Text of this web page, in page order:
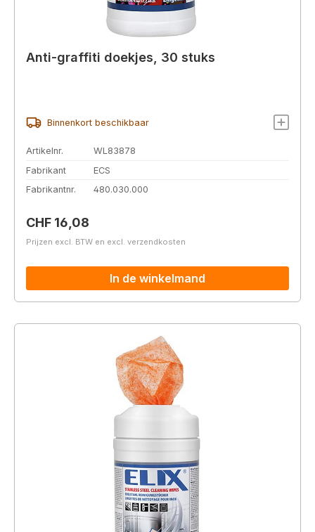
Anti-graffiti doekjes, 30 stuks
Binnenkort beschikbaar
Artikelnr.
WL83878
Fabrikant
ECS
Fabrikantnr.
480.030.000
Normale prijs:
CHF 16,08
Prijzen excl. BTW en excl. verzendkosten
In de winkelmand